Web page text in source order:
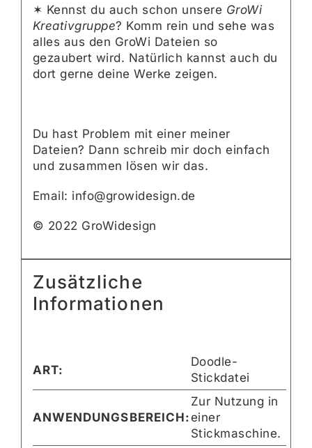
✶ Kennst du auch schon unsere GroWi
Kreativgruppe? Komm rein und sehe was
alles aus den GroWi Dateien so
gezaubert wird. Natürlich kannst auch du
dort gerne deine Werke zeigen.
Du hast Problem mit einer meiner
Dateien? Dann schreib mir doch einfach
und zusammen lösen wir das.
Email: info@growidesign.de
© 2022 GroWidesign
Zusätzliche
Informationen
ART:
Doodle-
Stickdatei
ANWENDUNGSBEREICH:
Zur Nutzung in
einer
Stickmaschine.